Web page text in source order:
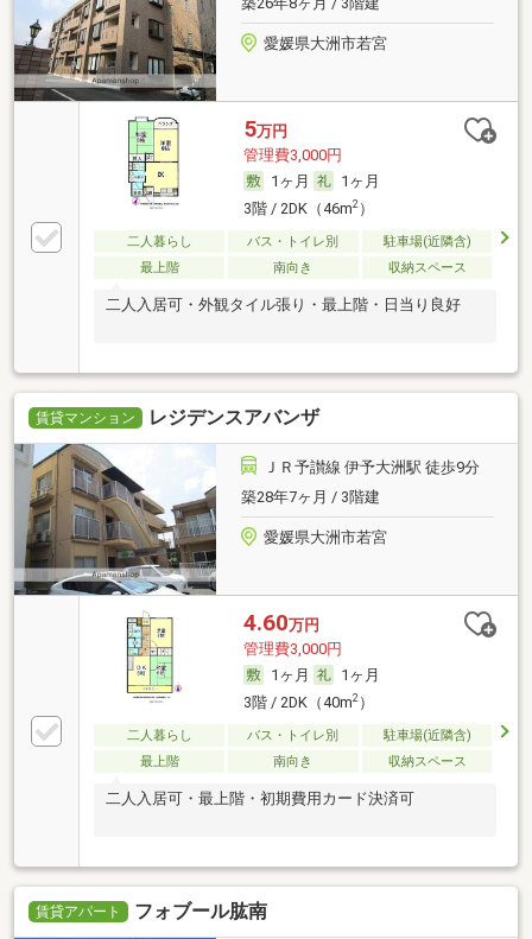
愛媛県大洲市若宮
5万円
管理費3,000円
1ヶ月
1ヶ月
3階 / 2DK（46m2）
二人暮らし バス・トイレ別
駐車場(近隣含)
最上階
南向き 収納スペース
二人入居可・外観タイル張り・最上階・日当り良好
賃貸マンション レジデンスアバンザ
ＪＲ予讃線 伊予大洲駅 徒歩9分
築28年7ヶ月 / 3階建
愛媛県大洲市若宮
4.60万円
管理費3,000円
1ヶ月
1ヶ月
3階 / 2DK（40m2）
二人暮らし バス・トイレ別
駐車場(近隣含)
最上階
南向き 収納スペース
二人入居可・最上階・初期費用カード決済可
賃貸アパート フォブール肱南